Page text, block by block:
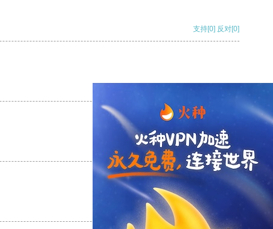
支持[0] 反对[0]
支持 [0] 反对 [0]
支持